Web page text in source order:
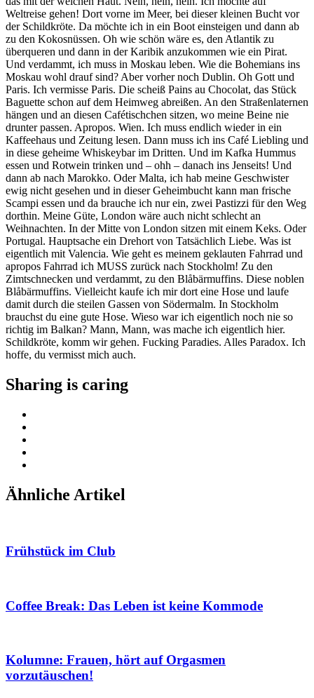
Weltreise gehen! Dort vorne im Meer, bei dieser kleinen Bucht vor
der Schildkröte. Da möchte ich in ein Boot einsteigen und dann ab
zu den Kokosnüssen. Oh wie schön wäre es, den Atlantik zu
überqueren und dann in der Karibik anzukommen wie ein Pirat.
Und verdammt, ich muss in Moskau leben. Wie die Bohemians ins
Moskau wohl drauf sind? Aber vorher noch Dublin. Oh Gott und
Paris. Ich vermisse Paris. Die scheiß Pains au Chocolat, das Stück
Baguette schon auf dem Heimweg abreißen. An den Straßenlaternen
hängen und an diesen Cafétischchen sitzen, wo meine Beine nie
drunter passen. Apropos. Wien. Ich muss endlich wieder in ein
Kaffeehaus und Zeitung lesen. Dann muss ich ins Café Liebling und
in diese geheime Whiskeybar im Dritten. Und im Kafka Hummus
essen und Rotwein trinken und – ohh – danach ins Jenseits! Und
dann ab nach Marokko. Oder Malta, ich hab meine Geschwister
ewig nicht gesehen und in dieser Geheimbucht kann man frische
Scampi essen und da brauche ich nur ein, zwei Pastizzi für den Weg
dorthin. Meine Güte, London wäre auch nicht schlecht an
Weihnachten. In der Mitte von London sitzen mit einem Keks. Oder
Portugal. Hauptsache ein Drehort von Tatsächlich Liebe. Was ist
eigentlich mit Valencia. Wie geht es meinem geklauten Fahrrad und
apropos Fahrrad ich MUSS zurück nach Stockholm! Zu den
Zimtschnecken und verdammt, zu den Blåbärmuffins. Diese noblen
Blåbärmuffins. Vielleicht kaufe ich mir dort eine Hose und laufe
damit durch die steilen Gassen von Södermalm. In Stockholm
brauchst du eine gute Hose. Wieso war ich eigentlich noch nie so
richtig im Balkan? Mann, Mann, was mache ich eigentlich hier.
Schildkröte, komm wir gehen. Fucking Paradies. Alles Paradox. Ich
hoffe, du vermisst mich auch.
Sharing is caring
Ähnliche Artikel
Frühstück im Club
Coffee Break: Das Leben ist keine Kommode
Kolumne: Frauen, hört auf Orgasmen
vorzutäuschen!